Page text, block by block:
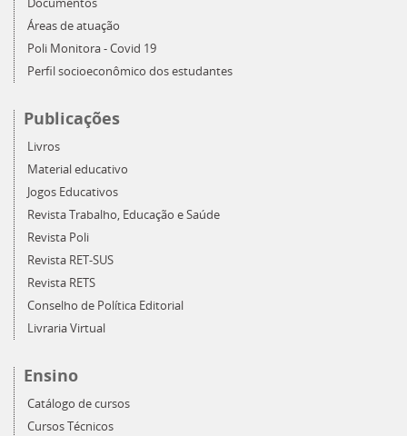
Áreas de atuação
Poli Monitora - Covid 19
Perfil socioeconômico dos estudantes
Publicações
Livros
Material educativo
Jogos Educativos
Revista Trabalho, Educação e Saúde
Revista Poli
Revista RET-SUS
Revista RETS
Conselho de Política Editorial
Livraria Virtual
Ensino
Catálogo de cursos
Cursos Técnicos